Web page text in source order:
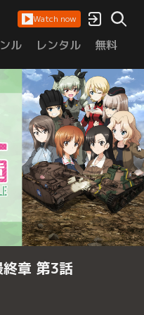
Watch now
ル レンタル 無料
章 第3話